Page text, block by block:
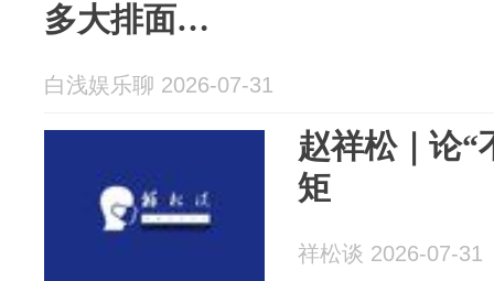
多大排面…
白浅娱乐聊 2026-07-31
赵祥松｜论“
矩
祥松谈 2026-07-31